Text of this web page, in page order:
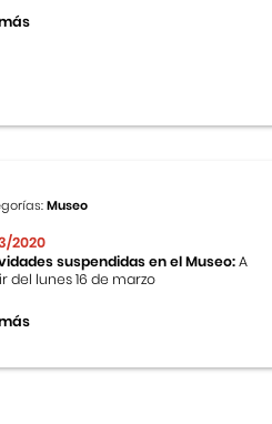
Museo
2020
suspendidas en el Museo:A
del lunes 16 de marzo